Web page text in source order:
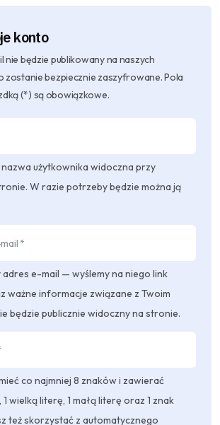
konto
nie będzie publikowany na naszych
zostanie bezpiecznie zaszyfrowane. Pola
(*) są obowiązkowe.
użytkownika widoczna przy
W razie potrzeby będzie można ją
e-mail — wyślemy na niego link
ważne informacje związane z Twoim
będzie publicznie widoczny na stronie.
co najmniej 8 znaków i zawierać
1 wielką literę, 1 małą literę oraz 1 znak
też skorzystać z automatycznego